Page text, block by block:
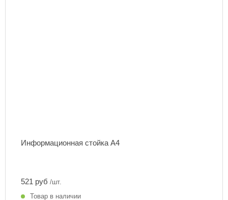
Информационная стойка А4
521 руб /шт.
Товар в наличии